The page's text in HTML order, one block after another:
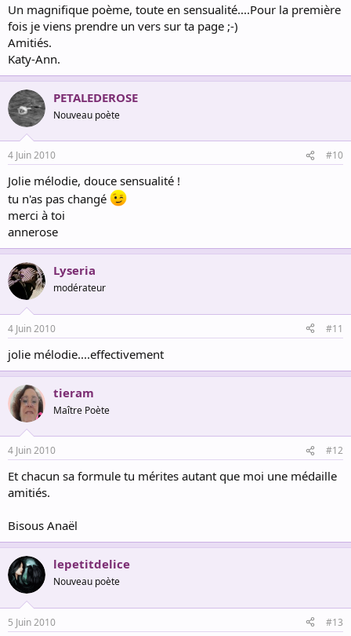
Un magnifique poème, toute en sensualité....Pour la première
fois je viens prendre un vers sur ta page ;-)
Amitiés.
Katy-Ann.
PETALEDEROSE
Nouveau poète
4 Juin 2010 #10
Jolie mélodie, douce sensualité !
tu n'as pas changé
merci à toi
annerose
Lyseria
modérateur
4 Juin 2010 #11
jolie mélodie....effectivement
tieram
Maître Poète
4 Juin 2010 #12
Et chacun sa formule tu mérites autant que moi une médaille
amitiés.
Bisous Anaël
lepetitdelice
Nouveau poète
5 Juin 2010 #13